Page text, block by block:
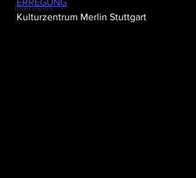
Interviews
ERREGUNG
Kulturzentrum Merlin Stuttgart